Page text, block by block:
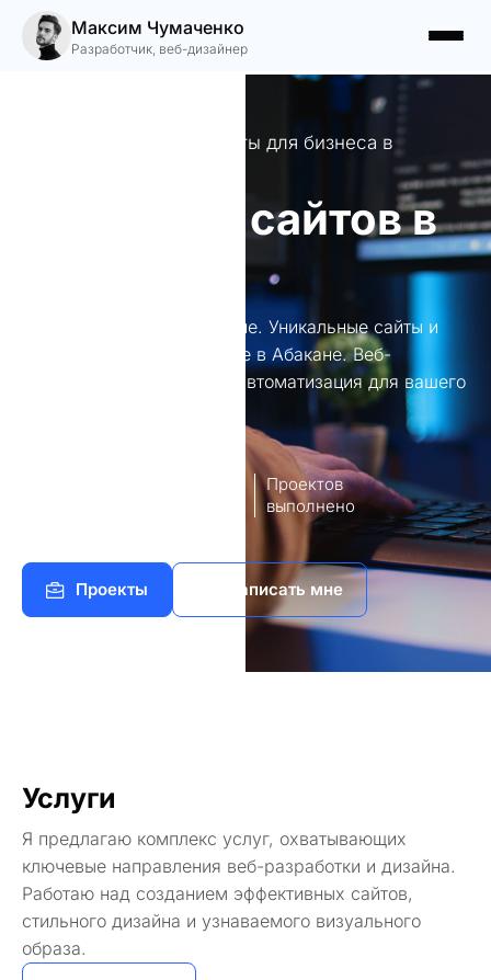
Максим Чумаченко
Разработчик, веб-дизайнер
Профессиональные сайты для бизнеса в
Создание сайтов в
Создание сайтов в Абакане. Уникальные сайты и
эффективное продвижение в Абакане. Веб-
разработка, SEO, SMM и автоматизация для вашего
Проектов
выполнено
Проекты Написать мне
Услуги
Я предлагаю комплекс услуг, охватывающих
ключевые направления веб-разработки и дизайна.
Работаю над созданием эффективных сайтов,
стильного дизайна и узнаваемого визуального
образа.